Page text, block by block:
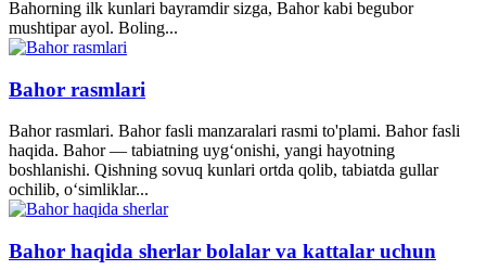
Bahorning ilk kunlari bayramdir sizga, Bahor kabi begubor
mushtipar ayol. Boling...
Bahor rasmlari
Bahor rasmlari. Bahor fasli manzaralari rasmi to'plami. Bahor fasli
haqida. Bahor — tabiatning uyg‘onishi, yangi hayotning
boshlanishi. Qishning sovuq kunlari ortda qolib, tabiatda gullar
ochilib, o‘simliklar...
Bahor haqida sherlar bolalar va kattalar uchun